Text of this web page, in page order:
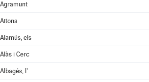
Agramunt
Aitona
Alamús, els
Alàs i Cerc
Albagés, l'